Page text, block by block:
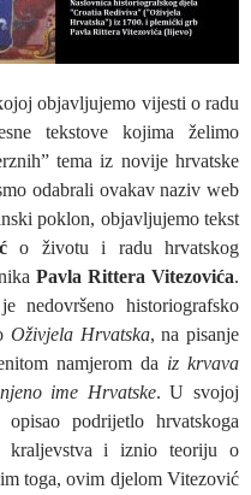
objavljujemo vijesti o radu
tekstove kojima želimo
tema iz novije hrvatske
odabrali ovakav naziv web
poklon, objavljujemo tekst
o životu i radu hrvatskog
Pavla Rittera Vitezovića.
nedovršeno historiografsko
Oživjela Hrvatska, na pisanje
namjerom da iz krvava
ime Hrvatske. U svojoj
podrijetlo hrvatskoga
kraljevstva i iznio teoriju o
toga, ovim djelom Vitezović